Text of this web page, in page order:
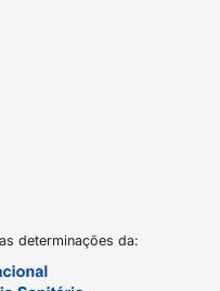
determinações da: